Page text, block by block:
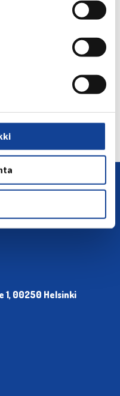
Tennis Awards… →
1, 00250 Helsinki